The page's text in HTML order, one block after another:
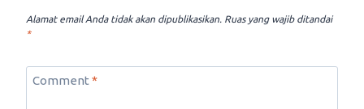
Alamat email Anda tidak akan dipublikasikan. Ruas yang wajib ditandai
*
Comment*